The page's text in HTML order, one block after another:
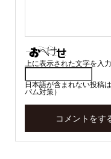
上に表示された文字を入
日本語が含まれない投稿
パム対策）